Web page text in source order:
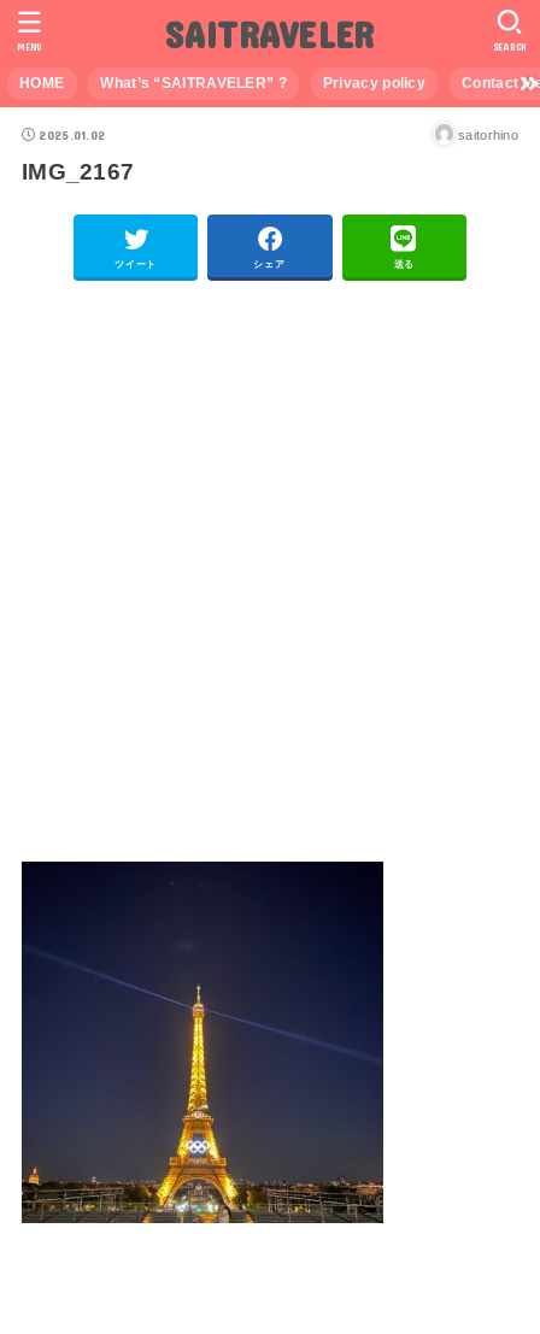
SAITRAVELER
HOME What’s “SAITRAVELER” ? Privacy policy Contact
SEARCH
MENU
2025.01.02 saitorhino
IMG_2167
ツイート シェア 送る